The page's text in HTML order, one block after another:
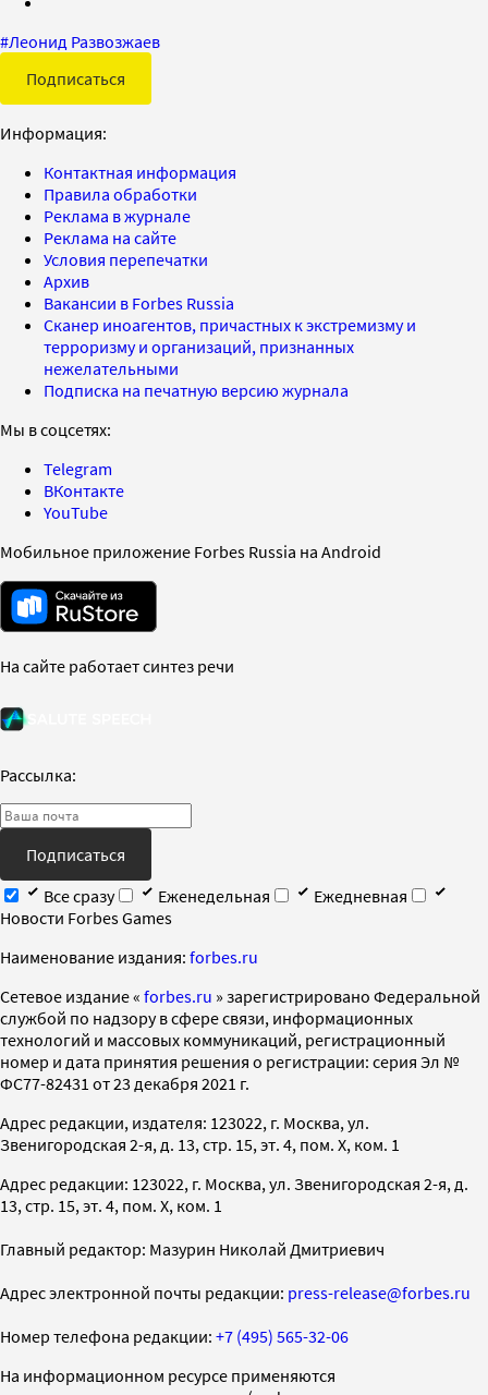
#Леонид Развозжаев
Подписаться
Информация:
Контактная информация
Правила обработки
Реклама в журнале
Реклама на сайте
Условия перепечатки
Архив
Вакансии в Forbes Russia
Сканер иноагентов, причастных к экстремизму и
терроризму и организаций, признанных
нежелательными
Подписка на печатную версию журнала
Мы в соцсетях:
Telegram
ВКонтакте
YouTube
Мобильное приложение Forbes Russia на Android
На сайте работает синтез речи
Рассылка:
Подписаться
Все сразу
Еженедельная
Ежедневная
Новости Forbes Games
Наименование издания: forbes.ru
Cетевое издание « forbes.ru » зарегистрировано Федеральной
службой по надзору в сфере связи, информационных
технологий и массовых коммуникаций, регистрационный
номер и дата принятия решения о регистрации: серия Эл №
ФС77-82431 от 23 декабря 2021 г.
Адрес редакции, издателя: 123022, г. Москва, ул.
Звенигородская 2-я, д. 13, стр. 15, эт. 4, пом. X, ком. 1
Адрес редакции: 123022, г. Москва, ул. Звенигородская 2-я, д.
13, стр. 15, эт. 4, пом. X, ком. 1
Главный редактор: Мазурин Николай Дмитриевич
Адрес электронной почты редакции: press-release@forbes.ru
Номер телефона редакции: +7 (495) 565-32-06
На информационном ресурсе применяются